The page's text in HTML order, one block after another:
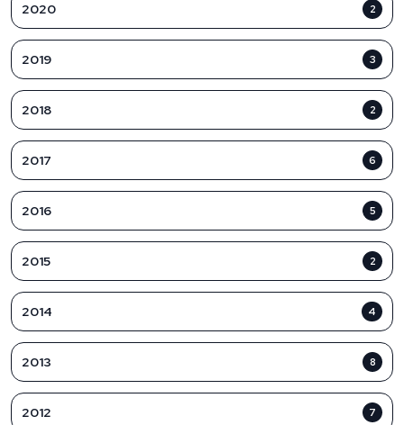
2020 2
2019 3
2018 2
2017 6
2016 5
2015 2
2014 4
2013 8
2012 7